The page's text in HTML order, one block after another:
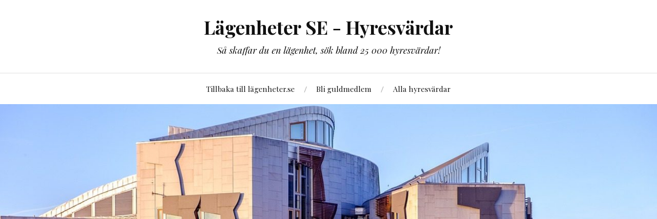
Lägenheter SE - Hyresvärdar
Så skaffar du en lägenhet, sök bland 25 000 hyresvärdar!
Tillbaka till lägenheter.se Bli guldmedlem Alla hyresvärdar